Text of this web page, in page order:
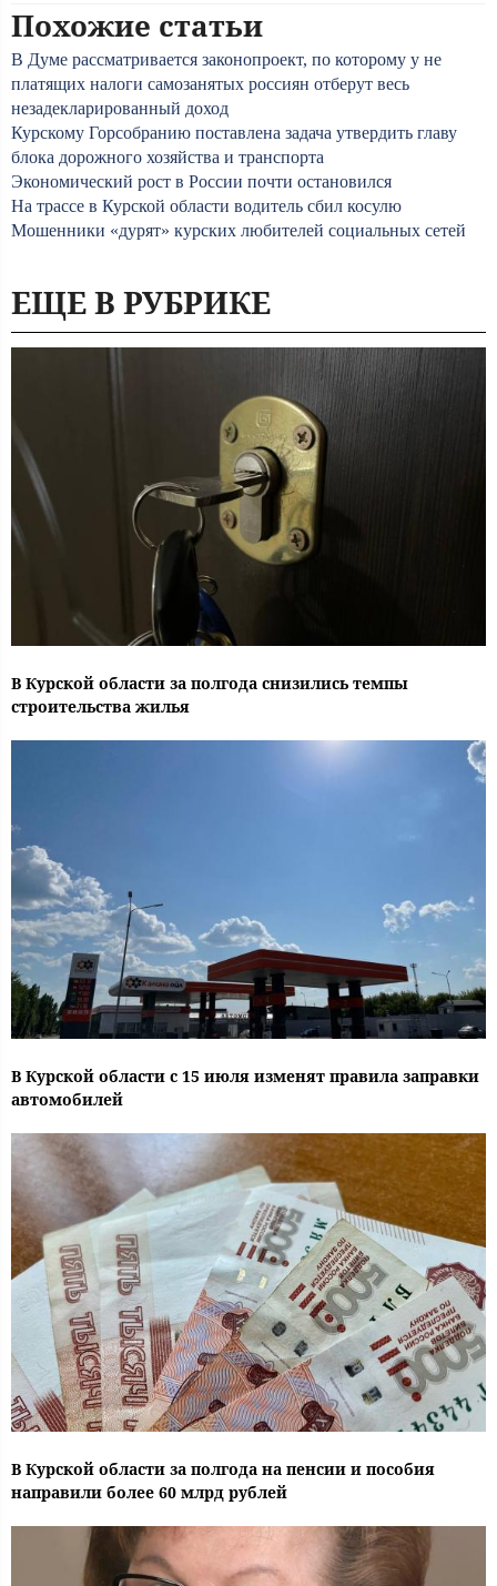
Похожие статьи
В Думе рассматривается законопроект, по которому у не
платящих налоги самозанятых россиян отберут весь
незадекларированный доход
Курскому Горсобранию поставлена задача утвердить главу
блока дорожного хозяйства и транспорта
Экономический рост в России почти остановился
На трассе в Курской области водитель сбил косулю
Мошенники «дурят» курских любителей социальных сетей
ЕЩЕ В РУБРИКЕ
В Курской области за полгода снизились темпы
строительства жилья
В Курской области с 15 июля изменят правила заправки
автомобилей
В Курской области за полгода на пенсии и пособия
направили более 60 млрд рублей